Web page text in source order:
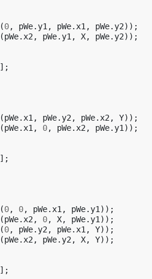
(0, pWe.y1 , pWe. x1 , pWe.y2));
(pWe. x2 , pWe.y1 , X, pWe.y2));
];
(pWe. x1 , pWe.y2 , pWe. x2 , Y));
(pWe. x1 , 0, pWe. x2 , pWe.y1 ));
];
(0, 0, pWe. x1 , pWe.y1 ));
(pWe. x2 , 0, X, pWe.y1 ));
(0, pWe.y2 , pWe. x1 , Y));
(pWe. x2 , pWe.y2 , X, Y));
];